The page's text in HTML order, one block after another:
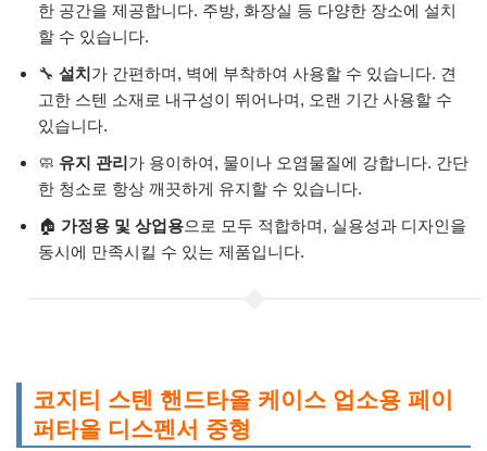
한 공간을 제공합니다. 주방, 화장실 등 다양한 장소에 설치
할 수 있습니다.
🔧 설치가 간편하며, 벽에 부착하여 사용할 수 있습니다. 견
고한 스텐 소재로 내구성이 뛰어나며, 오랜 기간 사용할 수
있습니다.
🧼 유지 관리가 용이하여, 물이나 오염물질에 강합니다. 간단
한 청소로 항상 깨끗하게 유지할 수 있습니다.
🏠 가정용 및 상업용으로 모두 적합하며, 실용성과 디자인을
동시에 만족시킬 수 있는 제품입니다.
코지티 스텐 핸드타올 케이스 업소용 페이
퍼타올 디스펜서 중형